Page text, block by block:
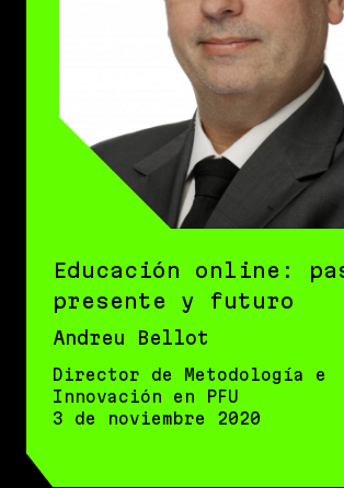
Educación online:
presente y futuro
Andreu Bellot
Director de Metodología e
Innovación en PFU
3 de noviembre 2020